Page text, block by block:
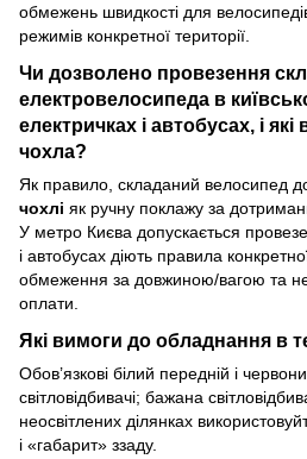
обмежень швидкості для
режимів конкретної території.
Чи дозволено провезення
електровелосипеда в
електричках і автобусах, і
чохла?
Як правило, складаний велосипед
чохлі як ручну поклажу за
У метро Києва допускається
і автобусах діють правила
обмеження за довжиною/вагою та
оплати.
Які вимоги до обладнання в
Обов’язкові білий передній і
світловідбивачі; бажана
неосвітлених ділянках
і «габарит» ззаду.